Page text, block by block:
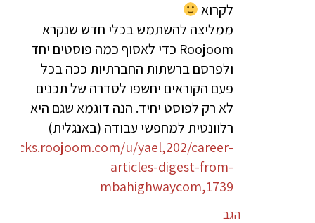
לקרוא
ממליצה להשתמש בכלי חדש שנקרא
Roojoom כדי לאסוף כמה פוסטים יחד
ולפרסם ברשתות החברתיות ככה בכל
פעם הקוראים יחשפו לסדרה של תכנים
לא רק לפוסט יחיד. הנה דוגמא שגם היא
רלוונטית למחפשי עבודה (באנגלית)
u/yael,202/career-
articles-digest-from-
mbahighwaycom,1739
הגב